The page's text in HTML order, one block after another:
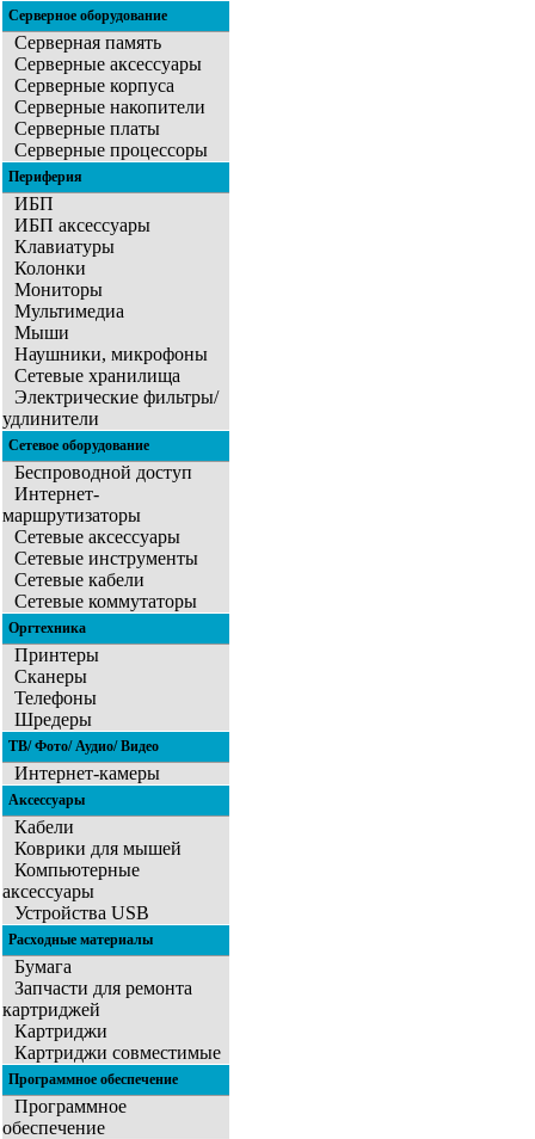
Серверное оборудование
Серверная память
Серверные аксессуары
Серверные корпуса
Серверные накопители
Серверные платы
Серверные процессоры
Периферия
ИБП
ИБП аксессуары
Клавиатуры
Колонки
Мониторы
Мультимедиа
Мыши
Наушники, микрофоны
Сетевые хранилища
Электрические фильтры/
удлинители
Сетевое оборудование
Беспроводной доступ
Интернет-
маршрутизаторы
Сетевые аксессуары
Сетевые инструменты
Сетевые кабели
Сетевые коммутаторы
Оргтехника
Принтеры
Сканеры
Телефоны
Шредеры
ТВ/ Фото/ Аудио/ Видео
Интернет-камеры
Аксессуары
Кабели
Коврики для мышей
Компьютерные
аксессуары
Устройства USB
Расходные материалы
Бумага
Запчасти для ремонта
картриджей
Картриджи
Картриджи совместимые
Программное обеспечение
Программное
обеспечение